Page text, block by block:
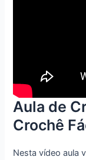
Aula de
Crochê
Nesta vídeo aula